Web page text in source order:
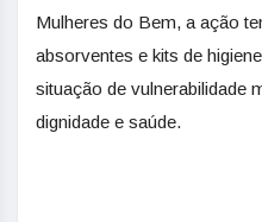
Mulheres do Bem, a ação
absorventes e kits de
situação de vulnerabilidade
dignidade e saúde.